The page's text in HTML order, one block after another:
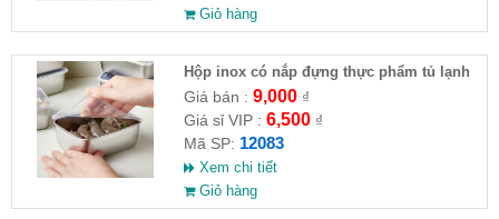
Giỏ hàng
Hộp inox có nắp đựng thực phẩm tủ lạnh
hộp size 13,5x6x10,5cm
Giá bán : 9,000₫
Giá sỉ VIP : 6,500₫
Mã SP: 12083
Xem chi tiết
Giỏ hàng